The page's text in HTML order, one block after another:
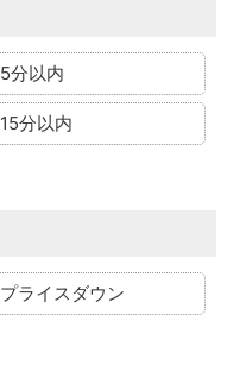
5分以内
15分以内
プライスダウン